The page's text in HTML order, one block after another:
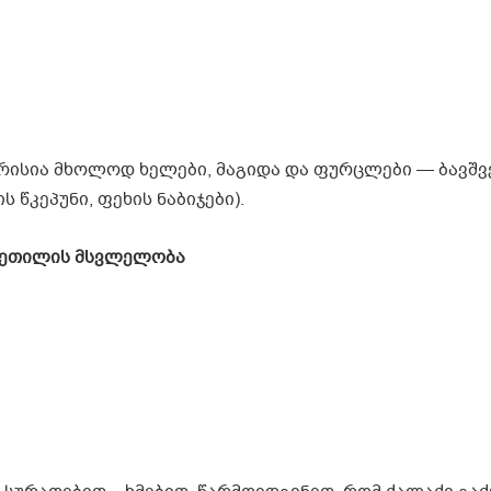
მხოლოდ ხელები, მაგიდა და ფურცლები —
ფეხის ნაბიჯები).
მსვლელობა